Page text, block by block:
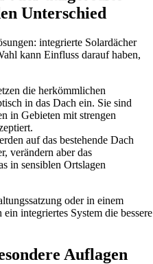
Unterschied
integrierte Solardächer
kann Einfluss darauf haben,
die herkömmlichen
in das Dach ein. Sie sind
in Gebieten mit strengen
auf das bestehende Dach
verändern aber das
in sensiblen Ortslagen
oder in einem
integriertes System die bessere
Auflagen